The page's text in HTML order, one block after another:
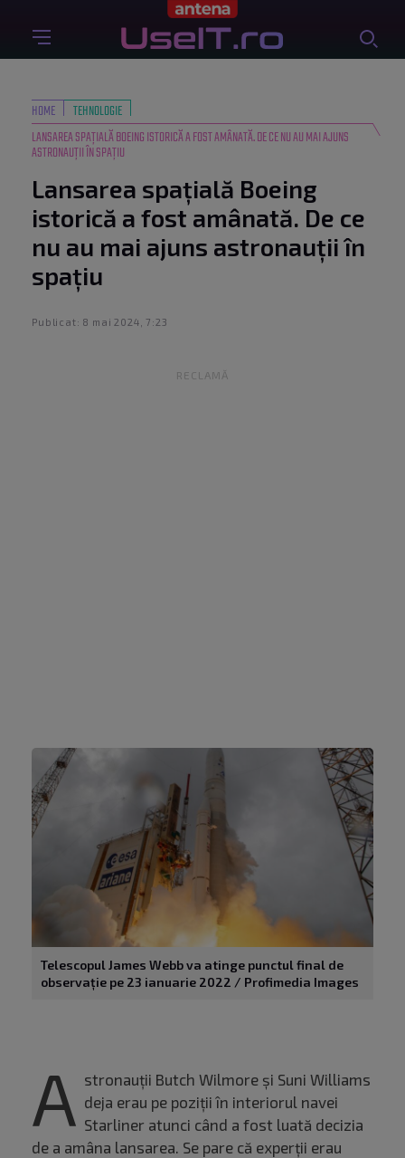
HOME
TEHNOLOGIE
LANSAREA SPAȚIALĂ BOEING ISTORICĂ A FOST AMÂNATĂ. DE CE NU AU MAI AJUNS
ASTRONAUȚII ÎN SPAȚIU
Lansarea spațială Boeing
istorică a fost amânată. De ce
nu au mai ajuns astronauții în
spațiu
Publicat: 8 mai 2024, 7:23
RECLAMĂ
Telescopul James Webb va atinge punctul final de
observație pe 23 ianuarie 2022 / Profimedia Images
A stronauții Butch Wilmore și Suni Williams
deja erau pe poziții în interiorul navei
Starliner atunci când a fost luată decizia
de a amâna lansarea. Se pare că experții erau